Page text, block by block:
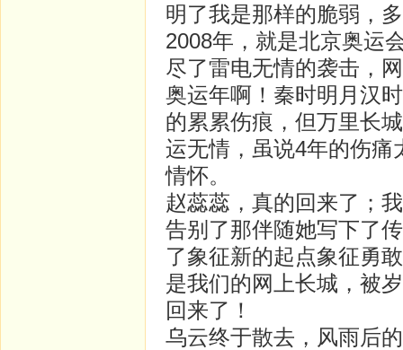
明了我是那样的脆弱，
2008年，就是北京奥运
尽了雷电无情的袭击，
奥运年啊！秦时明月汉
的累累伤痕，但万里长
运无情，虽说4年的伤痛
情怀。
赵蕊蕊，真的回来了；
告别了那伴随她写下了
了象征新的起点象征勇
是我们的网上长城，被
回来了！
乌云终于散去，风雨后